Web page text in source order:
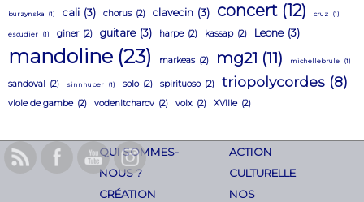
burzynska (1) cali (3) chorus (2) clavecin (3) concert (12) cruz (1)
escudier (1) giner (2) guitare (3) harpe (2) kassap (2) Leone (3)
mandoline (23) markeas (2) mg21 (11) michellebrule (1)
sandoval (2) sinnhuber (1) solo (2) spirituoso (2) triopolycordes (8)
viole de gambe (2) vodenitcharov (2) voix (2) XVIIIe (2)
QUI SOMMES-
NOUS ?
CRÉATION
ACTION
CULTURELLE
NOS